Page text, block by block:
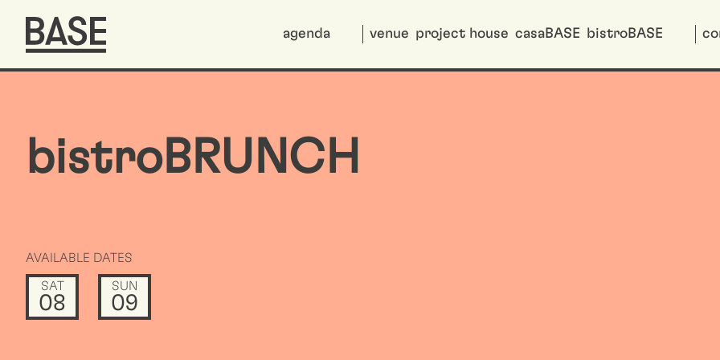
agenda venue project house casaBASE bistroBASE
bistroBRUNCH
AVAILABLE DATES
SAT
08
SUN
09